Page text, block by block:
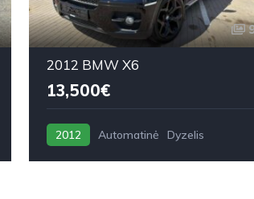
2012 BMW X6
13,500€
2012 Automatinė Dyzelis